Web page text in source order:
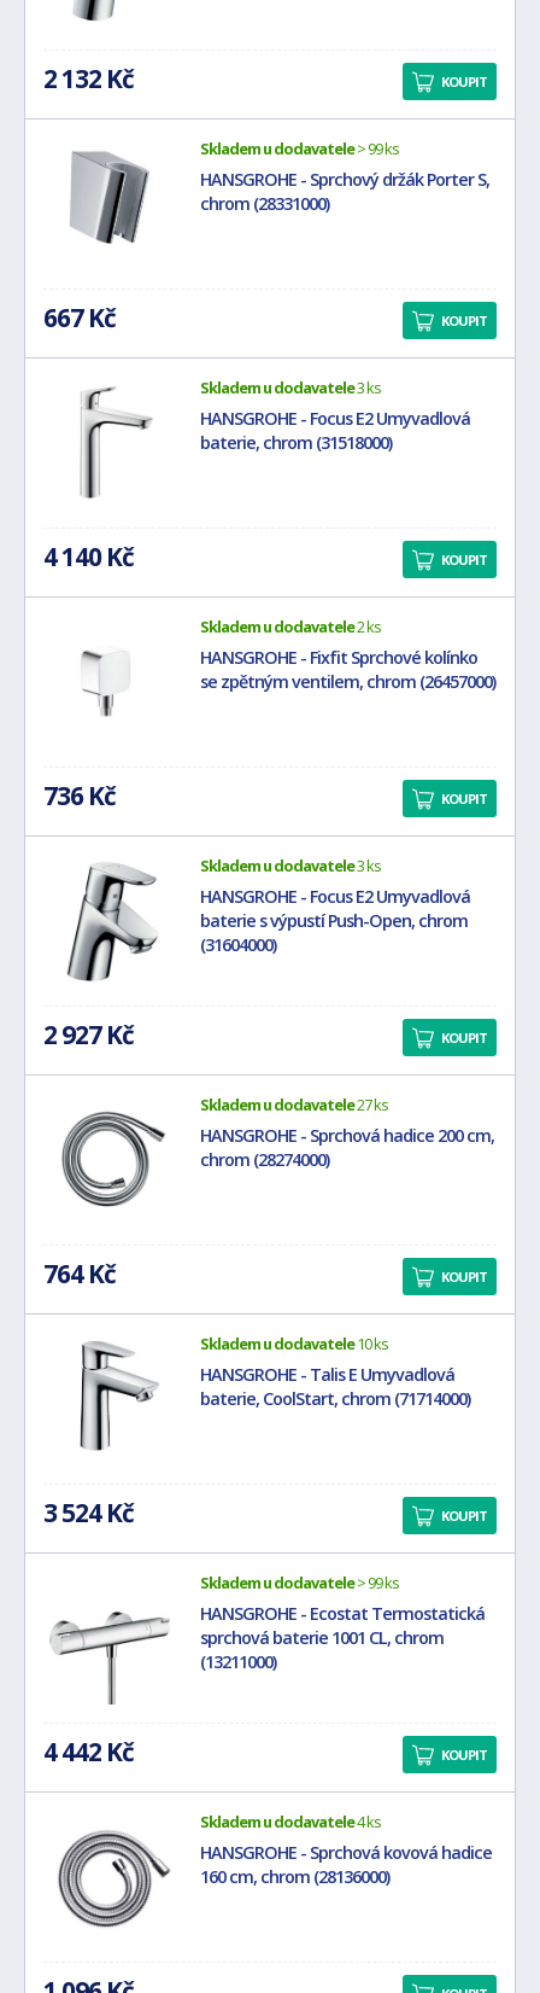
2 132 Kč KOUPIT
Skladem u dodavatele> 99 ks
HANSGROHE - Sprchový držák Porter S,
chrom (28331000)
667 Kč KOUPIT
Skladem u dodavatele3 ks
HANSGROHE - Focus E2 Umyvadlová
baterie, chrom (31518000)
4 140 Kč KOUPIT
Skladem u dodavatele2 ks
HANSGROHE - Fixfit Sprchové kolínko
se zpětným ventilem, chrom (26457000)
736 Kč KOUPIT
Skladem u dodavatele3 ks
HANSGROHE - Focus E2 Umyvadlová
baterie s výpustí Push-Open, chrom
(31604000)
2 927 Kč KOUPIT
Skladem u dodavatele27 ks
HANSGROHE - Sprchová hadice 200 cm,
chrom (28274000)
764 Kč KOUPIT
Skladem u dodavatele10 ks
HANSGROHE - Talis E Umyvadlová
baterie, CoolStart, chrom (71714000)
3 524 Kč KOUPIT
Skladem u dodavatele> 99 ks
HANSGROHE - Ecostat Termostatická
sprchová baterie 1001 CL, chrom
(13211000)
4 442 Kč KOUPIT
Skladem u dodavatele4 ks
HANSGROHE - Sprchová kovová hadice
160 cm, chrom (28136000)